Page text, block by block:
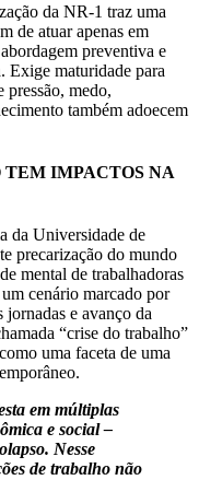
da NR-1 traz uma
de atuar apenas em
preventiva e
Exige maturidade para
pressão, medo,
também adoecem
IMPACTOS NA
da Universidade de
precarização do mundo
mental de trabalhadoras
cenário marcado por
jornadas e avanço da
“crise do trabalho”
uma faceta de uma
em múltiplas
e social –
Nesse
de trabalho não